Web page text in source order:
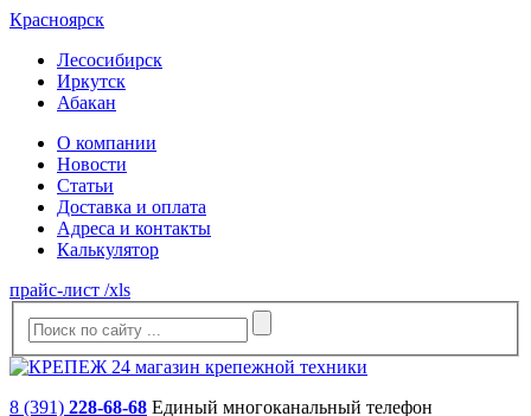
Красноярск
Лесосибирск
Иркутск
Абакан
О компании
Новости
Статьи
Доставка и оплата
Адреса и контакты
Калькулятор
прайс-лист /xls
8 (391) 228-68-68 Единый многоканальный телефон